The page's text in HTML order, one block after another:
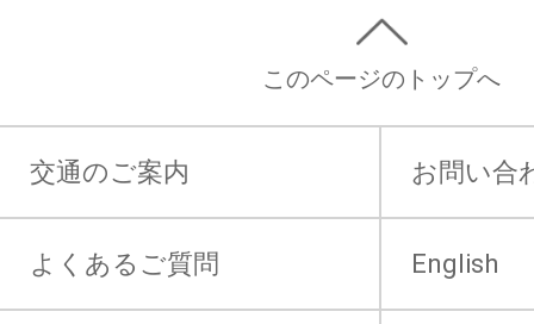
このページのトップへ
交通のご案内 お問い合
よくあるご質問 English